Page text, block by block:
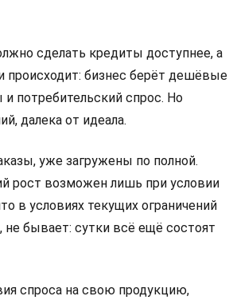
сделать кредиты доступнее, а
происходит: бизнес берёт дешёвые
потребительский спрос. Но
далека от идеала.
уже загружены по полной.
рост возможен лишь при условии
в условиях текущих ограничений
не бывает: сутки всё ещё состоят
спроса на свою продукцию,